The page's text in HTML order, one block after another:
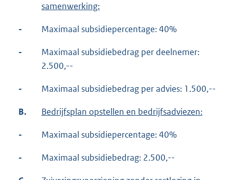
samenwerking:
- Maximaal subsidiepercentage: 40%
-
Maximaal subsidiebedrag per deelnemer:
2.500,--
- Maximaal subsidiebedrag per advies: 1.500,--
B. Bedrijfsplan opstellen en bedrijfsadviezen:
- Maximaal subsidiepercentage: 40%
- Maximaal subsidiebedrag: 2.500,--